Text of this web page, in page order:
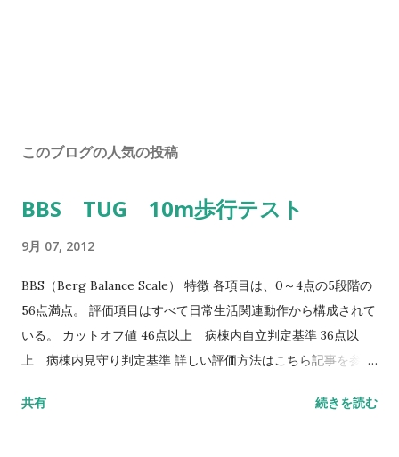
このブログの人気の投稿
BBS TUG 10m歩行テスト
9月 07, 2012
BBS（Berg Balance Scale） 特徴 各項目は、0～4点の5段階の
56点満点。 評価項目はすべて日常生活関連動作から構成されて
いる。 カットオフ値 46点以上 病棟内自立判定基準 36点以
上 病棟内見守り判定基準 詳しい評価方法はこちら記事を参照
TUG（Timed Up to Go）テスト 方法 肘掛つきの椅子から立
共有 続きを読む